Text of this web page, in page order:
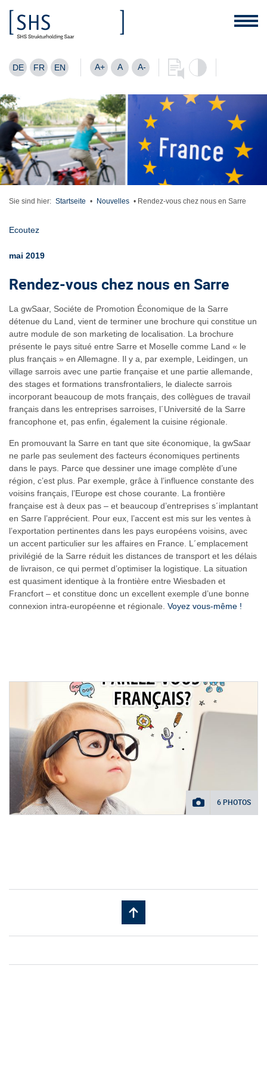
DE FR EN A+ A A-
Sie sind hier: Startseite • Nouvelles • Rendez-vous chez nous en Sarre
Ecoutez
mai 2019
Rendez-vous chez nous en Sarre
La gwSaar, Sociéte de Promotion Économique de la Sarre
détenue du Land, vient de terminer une brochure qui constitue un
autre module de son marketing de localisation. La brochure
présente le pays situé entre Sarre et Moselle comme Land « le
plus français » en Allemagne. Il y a, par exemple, Leidingen, un
village sarrois avec une partie française et une partie allemande,
des stages et formations transfrontaliers, le dialecte sarrois
incorporant beaucoup de mots français, des collègues de travail
français dans les entreprises sarroises, l´Université de la Sarre
francophone et, pas enfin, également la cuisine régionale.
En promouvant la Sarre en tant que site économique, la gwSaar
ne parle pas seulement des facteurs économiques pertinents
dans le pays. Parce que dessiner une image complète d’une
région, c’est plus. Par exemple, grâce à l’influence constante des
voisins français, l’Europe est chose courante. La frontière
française est à deux pas – et beaucoup d’entreprises s´implantant
en Sarre l’apprécient. Pour eux, l’accent est mis sur les ventes à
l’exportation pertinentes dans les pays européens voisins, avec
un accent particulier sur les affaires en France. L´emplacement
privilégié de la Sarre réduit les distances de transport et les délais
de livraison, ce qui permet d’optimiser la logistique. La situation
est quasiment identique à la frontière entre Wiesbaden et
Francfort – et constitue donc un excellent exemple d’une bonne
connexion intra-européenne et régionale. Voyez vous-même !
6 PHOTOS